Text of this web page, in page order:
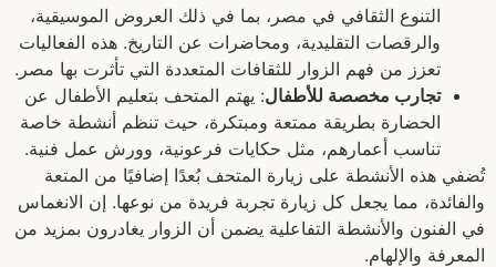
التنوع الثقافي في مصر، بما في ذلك العروض الموسيقية،
والرقصات التقليدية، ومحاضرات عن التاريخ. هذه الفعاليات
تعزز من فهم الزوار للثقافات المتعددة التي تأثرت بها مصر.
تجارب مخصصة للأطفال: يهتم المتحف بتعليم الأطفال عن
الحضارة بطريقة ممتعة ومبتكرة، حيث تنظم أنشطة خاصة
تناسب أعمارهم، مثل حكايات فرعونية، وورش عمل فنية.
تُضفي هذه الأنشطة على زيارة المتحف بُعدًا إضافيًا من المتعة
والفائدة، مما يجعل كل زيارة تجربة فريدة من نوعها. إن الانغماس
في الفنون والأنشطة التفاعلية يضمن أن الزوار يغادرون بمزيد من
المعرفة والإلهام.